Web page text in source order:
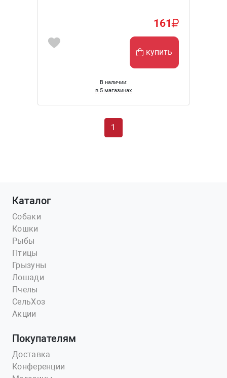
161
купить
В наличии:
в 5 магазинах
1
Каталог
Собаки
Кошки
Рыбы
Птицы
Грызуны
Лошади
Пчелы
СельХоз
Акции
Покупателям
Доставка
Конференции